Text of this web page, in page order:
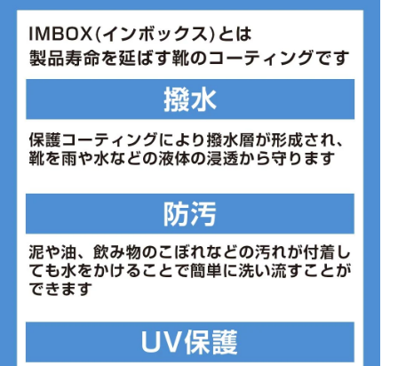
◇心地良いパッド
柔らかいシュータンと裏地が足にぴったりと快適にフィット。
◇新機能
ReactXフォームの上に上質なZoomXを重ねた多層構造の新しいフォ
ームミッドソールにより、クッションの効いた履き心地がさらに快
適に。
◇重量：約263g（ウィメンズサイズ25cm）
◇オフセット：10mm
■カラー(メーカー表記):
ターコイズブルー×サックスブルー(111)
■甲材(アッパー):合成繊維
■底材(ソール):合成底